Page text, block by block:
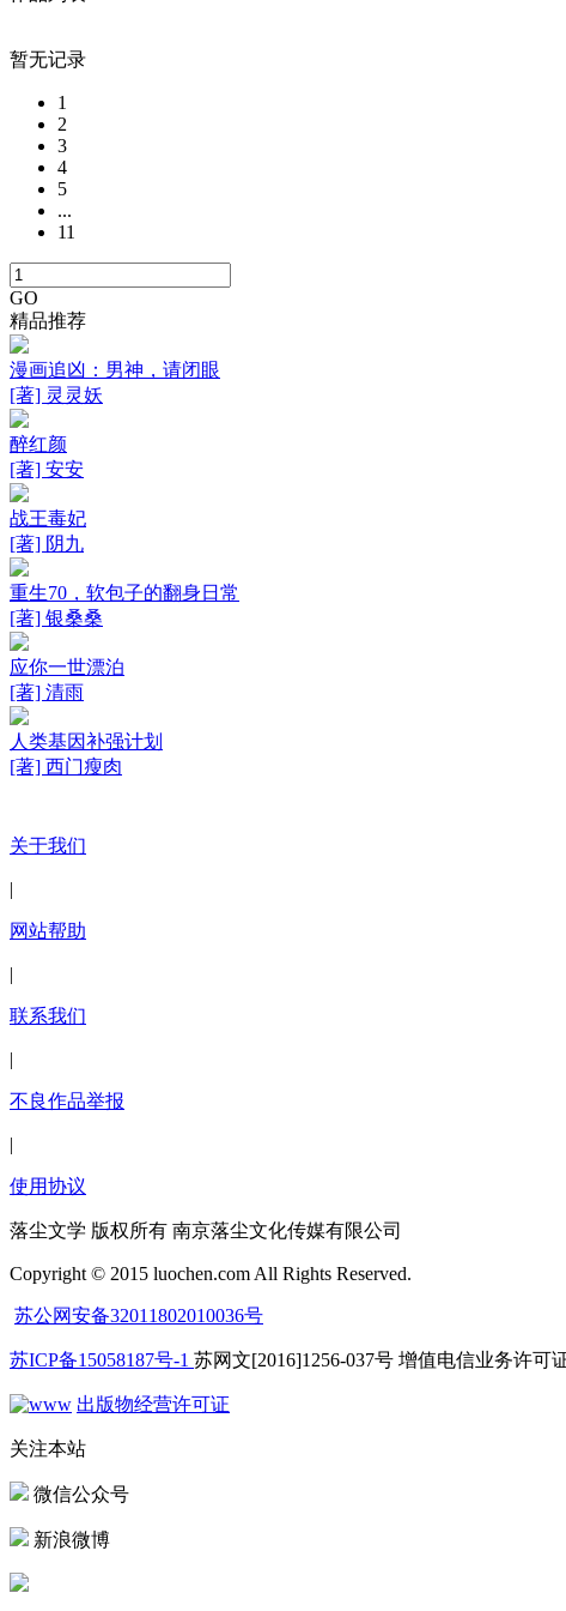
暂无记录
1
2
3
4
5
...
11
GO
精品推荐
漫画追凶：男神，请闭眼
[著] 灵灵妖
醉红颜
[著] 安安
战王毒妃
[著] 阴九
重生70，软包子的翻身日常
[著] 银桑桑
应你一世漂泊
[著] 清雨
人类基因补强计划
[著] 西门瘦肉
关于我们
|
网站帮助
|
联系我们
|
不良作品举报
|
使用协议
落尘文学 版权所有 南京落尘文化传媒有限公司
Copyright © 2015 luochen.com All Rights Reserved.
苏公网安备32011802010036号
苏ICP备15058187号-1 苏网文[2016]1256-037号 增值电信业务许可
出版物经营许可证
关注本站
微信公众号
新浪微博